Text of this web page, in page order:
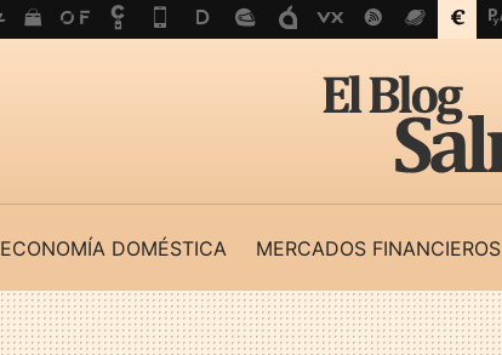
ECONOMÍA DOMÉSTICA MERCADOS FINANCIEROS